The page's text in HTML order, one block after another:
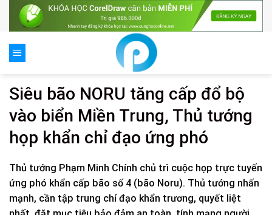
Siêu bão NORU tăng cấp đổ bộ
vào biển Miền Trung, Thủ tướng
họp khẩn chỉ đạo ứng phó
Thủ tướng Phạm Minh Chính chủ trì cuộc họp trực tuyến
ứng phó khẩn cấp bão số 4 (bão Noru). Thủ tướng nhấn
mạnh, cần tập trung chỉ đạo khẩn trương, quyết liệt